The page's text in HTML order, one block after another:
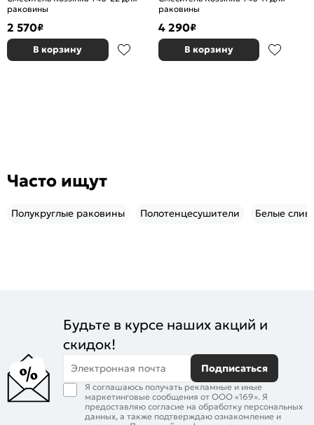
раковины
2 570₽
В корзину
раковины
4 290₽
В корзину
Часто ищут
Полукруглые раковины Полотенцесушители Белые
Будьте в курсе наших акций и
скидок!
Электронная почта Подписаться
Я соглашаюсь получать рекламные и иные
маркетинговые сообщения от ООО «169». Я
предоставляю согласие на обработку персональных
данных, а также подтверждаю ознакомление и